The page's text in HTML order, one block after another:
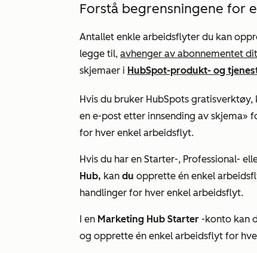
Forstå begrensningene for
Antallet enkle arbeidsflyter du kan
legge til, avhenger av abonnementet
skjemaer i HubSpot-produkt- og
Hvis du bruker HubSpots gratisverktøy,
en e-post etter innsending av skjema»
for hver enkel arbeidsflyt.
Hvis du har en Starter-, Professional-
Hub, kan du opprette én enkel
handlinger for hver enkel arbeidsflyt.
I en Marketing Hub Starter -konto kan
og opprette én enkel arbeidsflyt for